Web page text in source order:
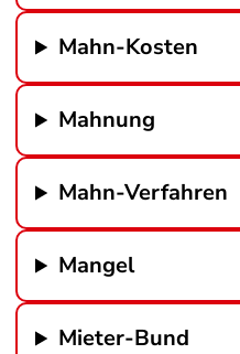
Mahn-Kosten
Mahnung
Mahn-Verfahren
Mangel
Mieter-Bund